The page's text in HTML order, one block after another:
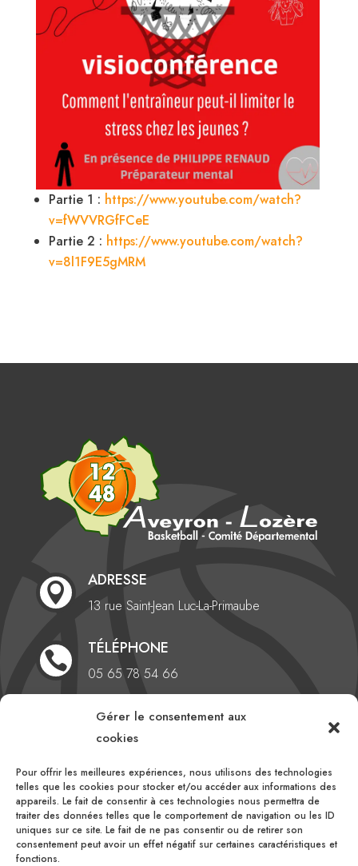
Gérer le consentement aux
cookies
Pour offrir les meilleures expériences, nous utilisons des technologies
telles que les cookies pour stocker et/ou accéder aux informations des
appareils. Le fait de consentir à ces technologies nous permettra de
traiter des données telles que le comportement de navigation ou les ID
uniques sur ce site. Le fait de ne pas consentir ou de retirer son
consentement peut avoir un effet négatif sur certaines caractéristiques et
fonctions.
Partie 1 : https://www.youtube.com/watch?
v=fWVVRGfFCeE
Partie 2 : https://www.youtube.com/watch?
v=8l1F9E5gMRM

ADRESSE
13 rue Saint-Jean Luc-La-Primaube

TÉLÉPHONE
05 65 78 54 66
EMAIL
comite@aveyronlozerebasketball.org

HEURES D'OUVERTURE
Du lundi au vendredi
10h00 – 16h00